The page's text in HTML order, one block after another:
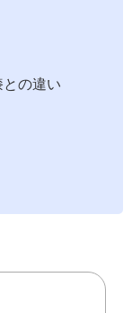
の違い